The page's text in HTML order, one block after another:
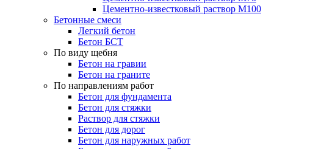
Цементно-известковый раствор М100
Бетонные смеси
Легкий бетон
Бетон БСТ
По виду щебня
Бетон на гравии
Бетон на граните
По направлениям работ
Бетон для фундамента
Бетон для стяжки
Раствор для стяжки
Бетон для дорог
Бетон для наружных работ